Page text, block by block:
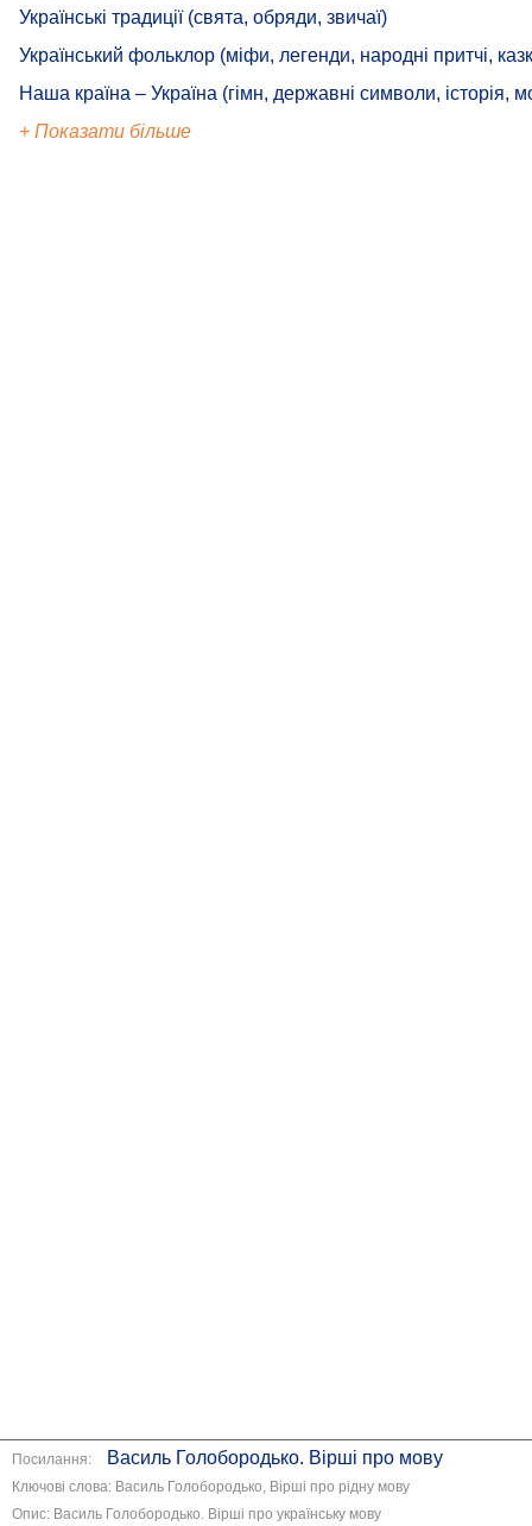
Українські традиції (свята, обряди, звичаї)
Український фольклор (міфи, легенди, народні притчі,
Наша країна – Україна (гімн, державні символи, історія,
+ Показати більше
Посилання: Василь Голобородько. Вірші про мову
Ключові слова: Василь Голобородько, Вірші про рідну мову
Опис: Василь Голобородько. Вірші про українську мову